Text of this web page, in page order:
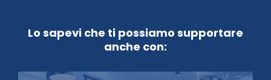
Lo sapevi che ti possiamo supportare
anche con: